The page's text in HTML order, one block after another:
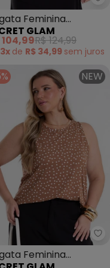
- Regata Plus
Feminina
Listra (Preto)
GLAM
104,99R$ 124,99
3x de R$ 34,99 sem juros
- Regata
NEW
Feminina